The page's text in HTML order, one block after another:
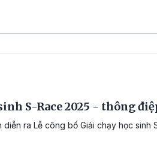
S-Race 2025 - thông
ra Lễ công bố Giải chạy học sinh